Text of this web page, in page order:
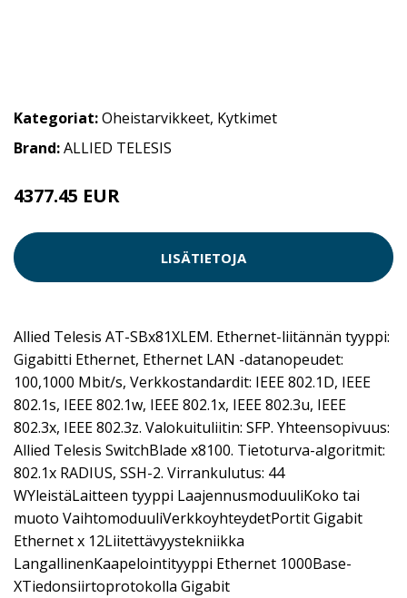
Kategoriat:Oheistarvikkeet, Kytkimet
Brand:ALLIED TELESIS
4377.45 EUR
LISÄTIETOJA
Allied Telesis AT-SBx81XLEM. Ethernet-liitännän tyyppi:
Gigabitti Ethernet, Ethernet LAN -datanopeudet:
100,1000 Mbit/s, Verkkostandardit: IEEE 802.1D, IEEE
802.1s, IEEE 802.1w, IEEE 802.1x, IEEE 802.3u, IEEE
802.3x, IEEE 802.3z. Valokuituliitin: SFP. Yhteensopivuus:
Allied Telesis SwitchBlade x8100. Tietoturva-algoritmit:
802.1x RADIUS, SSH-2. Virrankulutus: 44
WYleistäLaitteen tyyppi LaajennusmoduuliKoko tai
muoto VaihtomoduuliVerkkoyhteydetPortit Gigabit
Ethernet x 12Liitettävyystekniikka
LangallinenKaapelointityyppi Ethernet 1000Base-
XTiedonsiirtoprotokolla Gigabit